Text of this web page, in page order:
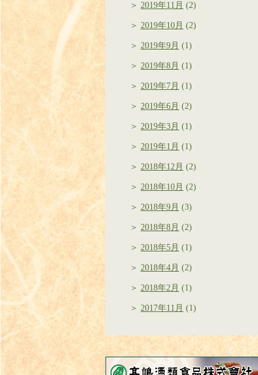
2019年11月 (2)
2019年10月 (2)
2019年9月 (1)
2019年8月 (1)
2019年7月 (1)
2019年6月 (2)
2019年3月 (1)
2019年1月 (1)
2018年12月 (2)
2018年10月 (2)
2018年9月 (3)
2018年8月 (2)
2018年5月 (1)
2018年4月 (2)
2018年2月 (1)
2017年11月 (1)